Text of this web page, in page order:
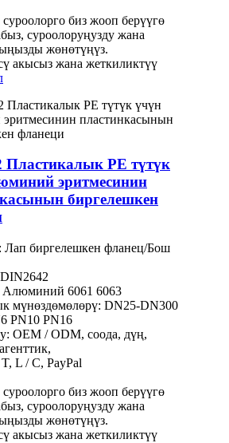
биз жооп берүүгө
суроолоруңузду жана
жөнөтүңүз.
акысыз жана жеткиликтүү
Пластикалык PE түтүк
эритмесинин
биргелешкен
биргелешкен фланец/Бош
Алюминий 6061 6063
мүнөздөмөлөрү: DN25-DN300
PN10 PN16
OEM / ODM, соода, дүң,
L / C, PayPal
биз жооп берүүгө
суроолоруңузду жана
жөнөтүңүз.
акысыз жана жеткиликтүү